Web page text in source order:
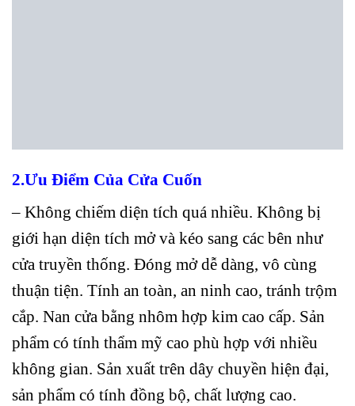
2.Ưu Điểm Của Cửa Cuốn
– Không chiếm diện tích quá nhiều. Không bị
giới hạn diện tích mở và kéo sang các bên như
cửa truyền thống. Đóng mở dễ dàng, vô cùng
thuận tiện. Tính an toàn, an ninh cao, tránh trộm
cắp. Nan cửa bằng nhôm hợp kim cao cấp. Sản
phẩm có tính thẩm mỹ cao phù hợp với nhiều
không gian. Sản xuất trên dây chuyền hiện đại,
sản phẩm có tính đồng bộ, chất lượng cao.